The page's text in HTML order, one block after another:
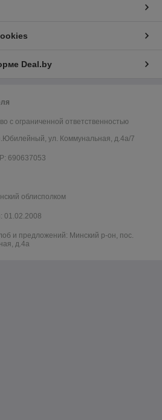
Deal.by
с ограниченной ответственностью
ул. Коммунальная, д.4а/7
690637053
облисполком
01.02.2008
и предложений: Минский р-он, пос.
д.4а